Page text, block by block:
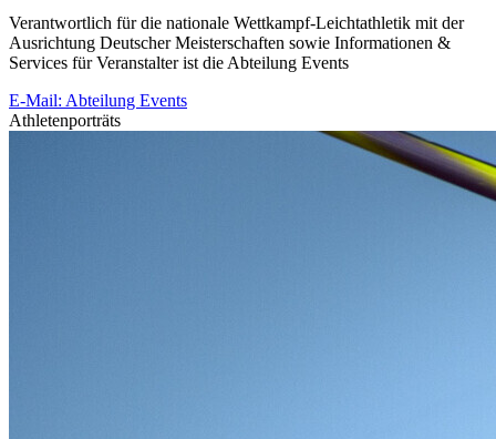
Verantwortlich für die nationale Wettkampf-Leichtathletik mit der
Ausrichtung Deutscher Meisterschaften sowie Informationen &
Services für Veranstalter ist die Abteilung Events
E-Mail: Abteilung Events
Athletenporträts